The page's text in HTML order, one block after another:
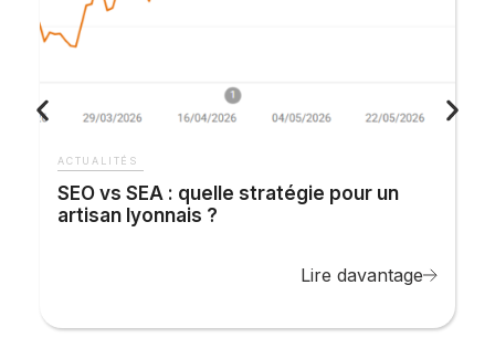
SEO vs SEA : quelle stratégie pour un
artisan lyonnais ?
Lire davantage